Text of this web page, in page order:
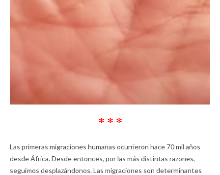
* * *
Las primeras migraciones humanas ocurrieron hace 70 mil años
desde África. Desde entonces, por las más distintas razones,
seguimos desplazándonos. Las migraciones son determinantes